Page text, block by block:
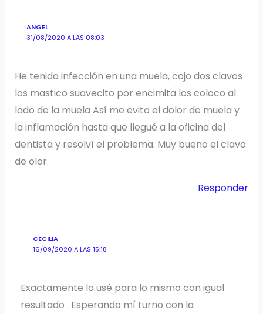
ANGEL
31/08/2020 A LAS 08:03
He tenido infección en una muela, cojo dos clavos
los mastico suavecito por encimita los coloco al
lado de la muela Así me evito el dolor de muela y
la inflamación hasta que llegué a la oficina del
dentista y resolví el problema. Muy bueno el clavo
de olor
Responder
CECILIA
16/09/2020 A LAS 15:18
Exactamente lo usé para lo mismo con igual
resultado . Esperando mí turno con la